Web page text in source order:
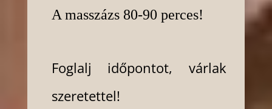
A masszázs 80-90 perces!
Foglalj időpontot, várlak
szeretettel!